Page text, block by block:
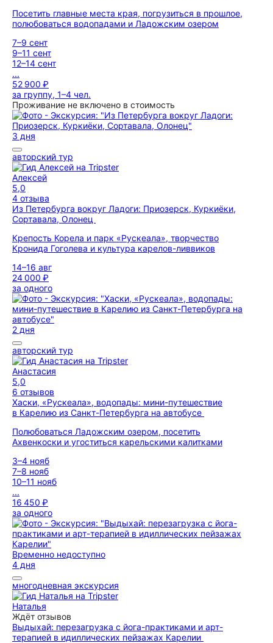
Посетить главные места края, погрузиться в прошлое,
полюбоваться водопадами и Ладожским озером
7–9 сент
9–11 сент
12–14 сент
...
52 900 ₽
за группу, 1–4 чел.
Проживание не включено в стоимость
3 дня
авторский тур
Алексей
5,0
4 отзыва
Из Петербурга вокруг Ладоги: Приозерск, Куркиёки,
Сортавала, Олонец
Крепость Корела и парк «Рускеала», творчество
Кронида Гоголева и культура карелов-ливвиков
14–16 авг
24 000 ₽
за одного
2 дня
авторский тур
Анастасия
5,0
6 отзывов
Хаски, «Рускеала», водопады: мини-путешествие
в Карелию из Санкт-Петербурга на автобусе
Полюбоваться Ладожским озером, посетить
Ахвенкоски и угоститься карельскими калитками
3–4 нояб
7–8 нояб
10–11 нояб
...
16 450 ₽
за одного
Временно недоступно
4 дня
многодневная экскурсия
Наталья
Ждёт отзывов
Выдыхай: перезагрузка с йога-практиками и арт-
терапией в идиллических пейзажах Карелии